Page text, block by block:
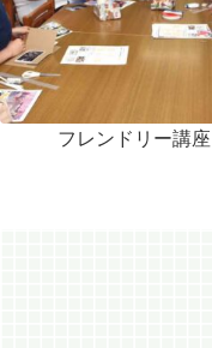
フレンドリー講座